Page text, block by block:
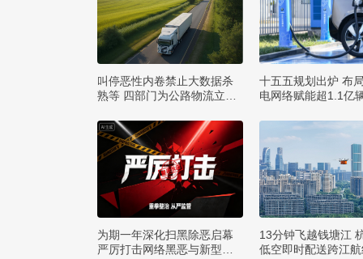
叫停恶性内卷禁止大数据杀
熟等 四部门为公路物流立规
十五五规划出炉 布
电网络赋能超1.1亿
为期一年深化扫黑除恶启幕
严厉打击网络黑恶与新型犯
13分钟飞越钱塘江
低空即时配送跨江